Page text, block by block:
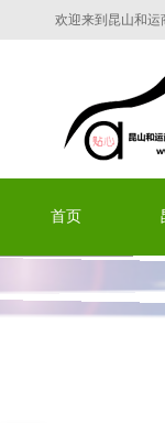
欢迎来到昆山和运
昆山和
首页